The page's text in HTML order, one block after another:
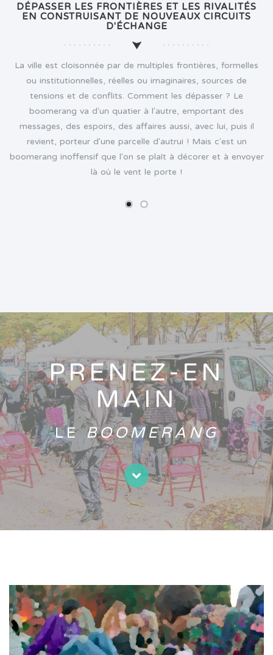
DÉPASSER LES FRONTIÈRES ET LES RIVALITÉS
EN CONSTRUISANT DE NOUVEAUX CIRCUITS
D'ÉCHANGE
La ville est cloisonnée par de multiples frontières, formelles
ou institutionnelles, réelles ou imaginaires, sources de
tensions et de conflits. Comment les dépasser ? Le
boomerang va d'un quatier à l'autre, emportant des
messages, des espoirs, des affaires aussi, avec lui, puis il
revient, porteur d'une parcelle d'autrui ! Mais c'est un
boomerang inoffensif que l'on se plaît à décorer et à envoyer
là où le vent le porte !
PRENEZ-EN
MAIN
LEBOOMERANG